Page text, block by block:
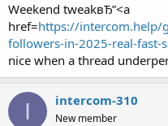
Weekend tweakвЂ”<a
href=https://intercom.help/
followers-in-2025-real-fast-
nice when a thread
I intercom-310
New member